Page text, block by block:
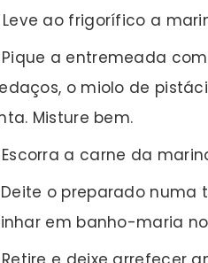
Leve ao frigorífico a
Pique a entremeada
o miolo de
Misture bem.
Escorra a carne da
Deite o preparado numa
em banho-maria